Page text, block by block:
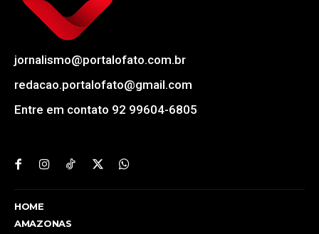
jornalismo@portalofato.com.br
redacao.portalofato@gmail.com
Entre em contato 92 99604-6805
HOME
AMAZONAS